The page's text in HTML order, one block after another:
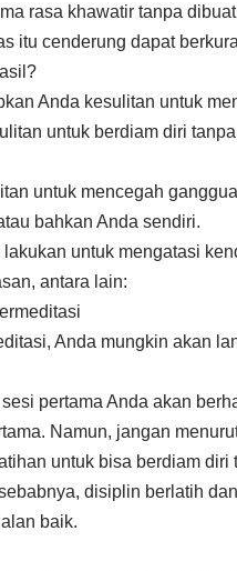
rasa khawatir tanpa
itu cenderung dapat
Anda kesulitan untuk
untuk berdiam diri
untuk mencegah
bahkan Anda sendiri.
untuk mengatasi
antara lain:
Anda mungkin akan
pertama Anda akan
Namun, jangan
untuk bisa berdiam
disiplin berlatih
baik.